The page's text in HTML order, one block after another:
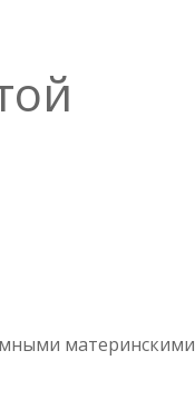
материнскими